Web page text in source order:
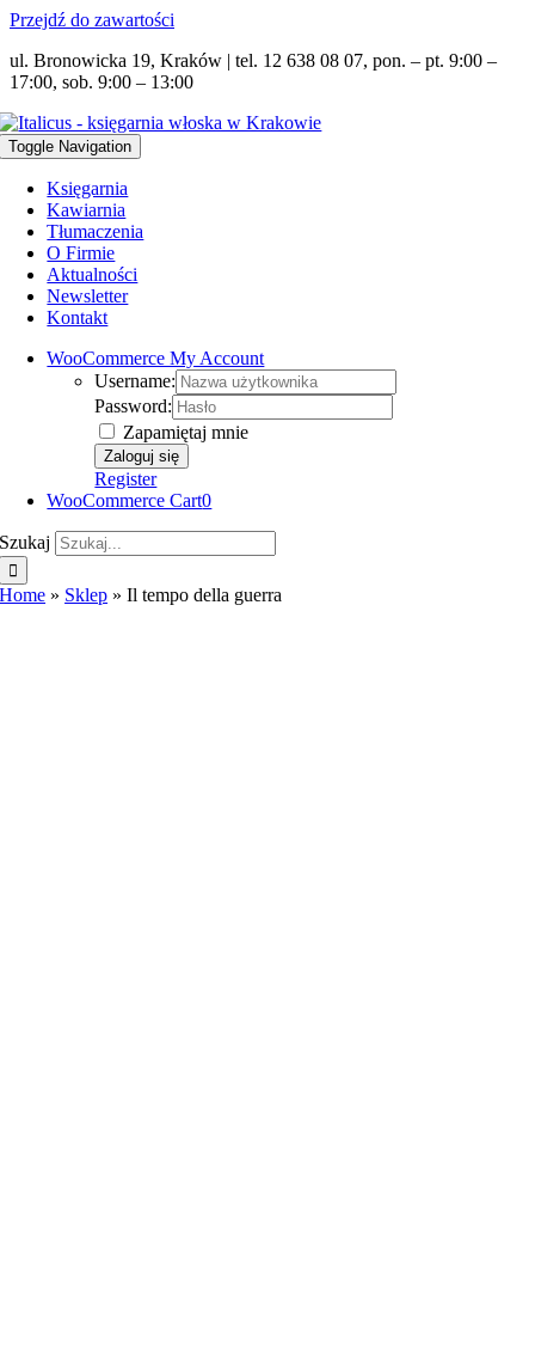
Przejdź do zawartości
ul. Bronowicka 19, Kraków | tel. 12 638 08 07, pon. – pt. 9:00 –
17:00, sob. 9:00 – 13:00
Toggle Navigation
Księgarnia
Kawiarnia
Tłumaczenia
O Firmie
Aktualności
Newsletter
Kontakt
WooCommerce My Account
Username:
Password:
Zapamiętaj mnie
Register
WooCommerce Cart0
Szukaj
Home » Sklep »Il tempo della guerra